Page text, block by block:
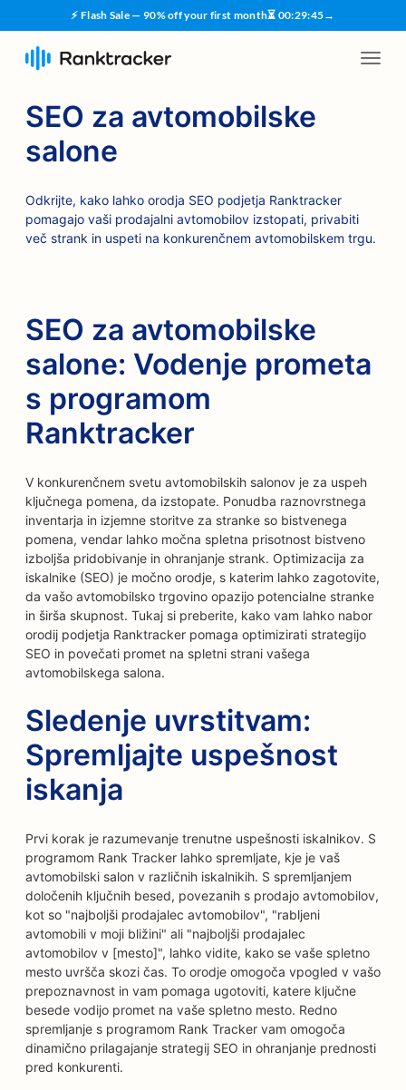
⚡ Flash Sale — 90% off your first month⏳ 00:29:45→
SEO za avtomobilske
salone
Odkrijte, kako lahko orodja SEO podjetja Ranktracker
pomagajo vaši prodajalni avtomobilov izstopati, privabiti
več strank in uspeti na konkurenčnem avtomobilskem trgu.
SEO za avtomobilske
salone: Vodenje prometa
s programom
Ranktracker
V konkurenčnem svetu avtomobilskih salonov je za uspeh
ključnega pomena, da izstopate. Ponudba raznovrstnega
inventarja in izjemne storitve za stranke so bistvenega
pomena, vendar lahko močna spletna prisotnost bistveno
izboljša pridobivanje in ohranjanje strank. Optimizacija za
iskalnike (SEO) je močno orodje, s katerim lahko zagotovite,
da vašo avtomobilsko trgovino opazijo potencialne stranke
in širša skupnost. Tukaj si preberite, kako vam lahko nabor
orodij podjetja Ranktracker pomaga optimizirati strategijo
SEO in povečati promet na spletni strani vašega
avtomobilskega salona.
Sledenje uvrstitvam:
Spremljajte uspešnost
iskanja
Prvi korak je razumevanje trenutne uspešnosti iskalnikov. S
programom Rank Tracker lahko spremljate, kje je vaš
avtomobilski salon v različnih iskalnikih. S spremljanjem
določenih ključnih besed, povezanih s prodajo avtomobilov,
kot so "najboljši prodajalec avtomobilov", "rabljeni
avtomobili v moji bližini" ali "najboljši prodajalec
avtomobilov v [mesto]", lahko vidite, kako se vaše spletno
mesto uvršča skozi čas. To orodje omogoča vpogled v vašo
prepoznavnost in vam pomaga ugotoviti, katere ključne
besede vodijo promet na vaše spletno mesto. Redno
spremljanje s programom Rank Tracker vam omogoča
dinamično prilagajanje strategij SEO in ohranjanje prednosti
pred konkurenti.